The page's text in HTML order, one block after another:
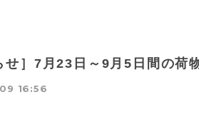
せ］7月23日～9月5日間の荷
16:56